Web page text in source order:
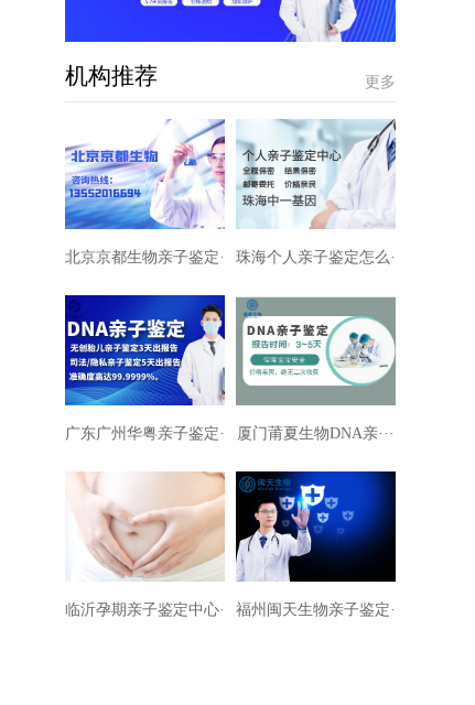
机构推荐 更多
北京京都生物亲子鉴定··· 珠海个人亲子鉴定怎么···
广东广州华粤亲子鉴定··· 厦门莆夏生物DNA亲···
临沂孕期亲子鉴定中心··· 福州闽天生物亲子鉴定···